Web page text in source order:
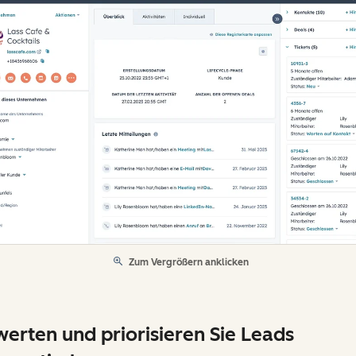
Zum Vergrößern anklicken
und priorisieren Sie Leads